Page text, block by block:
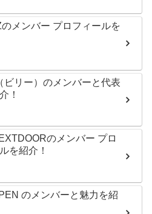
メンバー プロフィールを
ビリー）のメンバーと代表
！
のメンバー プロ
を紹介！
のメンバーと魅力を紹